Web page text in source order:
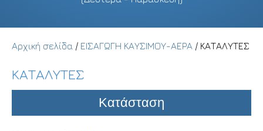
Αρχική σελίδα / ΕΙΣΑΓΩΓΗ ΚΑΥΣΙΜΟΥ-ΑΕΡΑ / ΚΑΤΑΛΥΤΕΣ
ΚΑΤΑΛΥΤΕΣ
Κατάσταση